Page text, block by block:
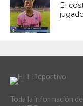
El
Toda la información